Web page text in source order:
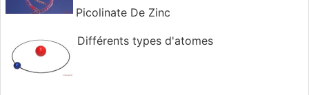
Picolinate De Zinc
Différents types d'atomes